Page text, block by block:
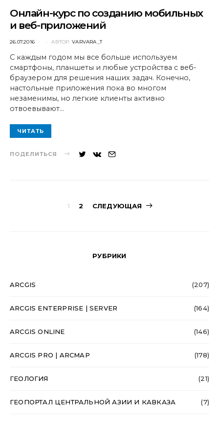
Онлайн-курс по созданию мобильных
и веб-приложений
POSTED
26.07.2016 АВТОР: VARVARA_T
С каждым годом мы все больше используем
смартфоны, планшеты и любые устройства с веб-
браузером для решения наших задач. Конечно,
настольные приложения пока во многом
незаменимы, но легкие клиенты активно
отвоевывают…
ЧИТАТЬ
ПОДЕЛИТЬСЯ
Навигация
1 2 СЛЕДУЮЩАЯ
РУБРИКИ
ARCGIS (207)
ARCGIS ENTERPRISE | SERVER (164)
ARCGIS ONLINE (146)
ARCGIS PRO | ARCMAP (178)
ГЕОЛОГИЯ (21)
ГЕОПОРТАЛ ЦЕНТРАЛЬНОЙ АЗИИ И КАВКАЗА (7)